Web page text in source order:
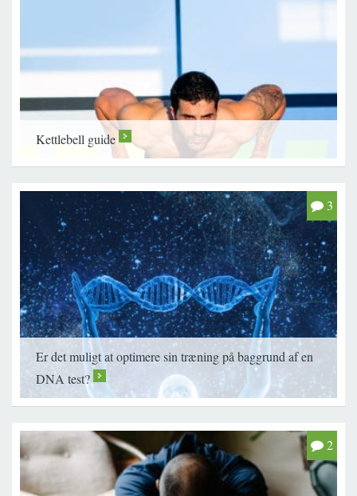
Kettlebell guide
>
Er det muligt at optimere sin træning på baggrund af en
DNA test?
>
3
2